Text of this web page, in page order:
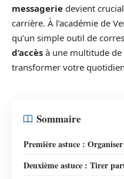
messagerie devient
carrière. À l’académie de
qu’un simple outil de
d’accès à une multitude
transformer votre
Sommaire
Première astuce :
Deuxième astuce : Tirer